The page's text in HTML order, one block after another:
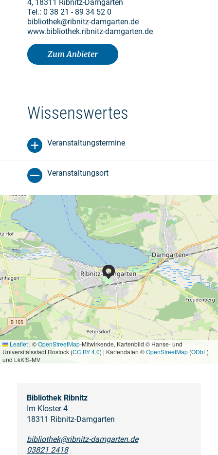
4, 18311 Ribnitz-Damgarten
Tel.: 0 38 21 - 89 34 52 0
bibliothek@ribnitz-damgarten.de
www.bibliothek.ribnitz-damgarten.de
Zum Anbieter
Wissenswertes
Veranstaltungstermine
Veranstaltungsort
Leaflet | ©OpenStreetMap-Mitwirkende, Kartenbild © Hanse- und
Universitätsstadt Rostock (CC BY 4.0) | Kartendaten ©OpenStreetMap (ODbL )
und LkKfS-MV
Bibliothek Ribnitz
Im Kloster 4
18311 Ribnitz-Damgarten
bibliothek@ribnitz-damgarten.de
03821 2418